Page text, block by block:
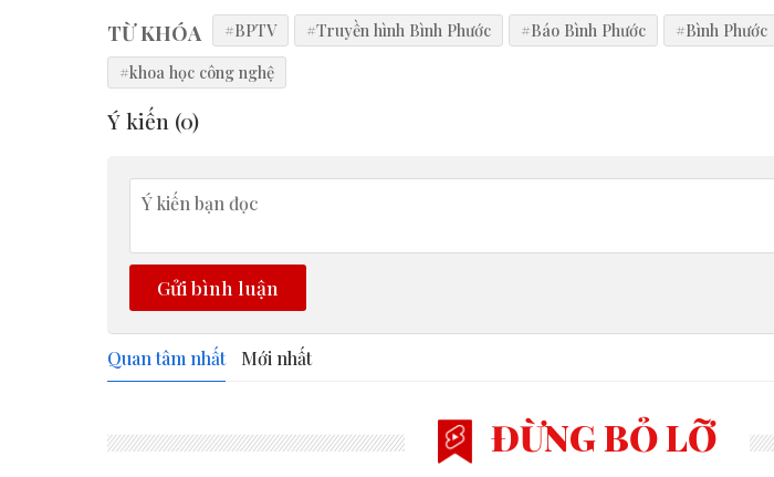
TỪ KHÓA #BPTV #Truyền hình Bình Phước #Báo Bình Phước #Bình Phước
#khoa học công nghệ
Ý kiến (0)
Gửi bình luận
Quan tâm nhất Mới nhất
ĐỪNG BỎ LỠ